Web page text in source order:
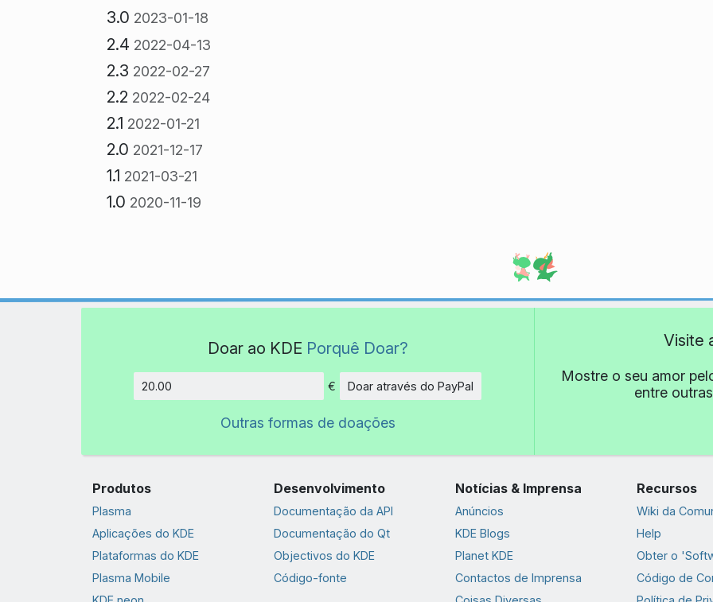
3.0 2023-01-18
2.4 2022-04-13
2.3 2022-02-27
2.2 2022-02-24
2.1 2022-01-21
2.0 2021-12-17
1.1 2021-03-21
1.0 2020-11-19
Doar ao KDE Porquê Doar?
Montante
€ Doar através do PayPal
Outras formas de doações
Visite
Mostre o seu amor
entre
Produtos
Plasma
Aplicações do KDE
Plataformas do KDE
Plasma Mobile
Desenvolvimento
Documentação da API
Documentação do Qt
Objectivos do KDE
Código-fonte
Notícias & Imprensa
Anúncios
KDE Blogs
Planet KDE
Contactos de Imprensa
Recursos
Wiki da
Help
Obter o
Código de